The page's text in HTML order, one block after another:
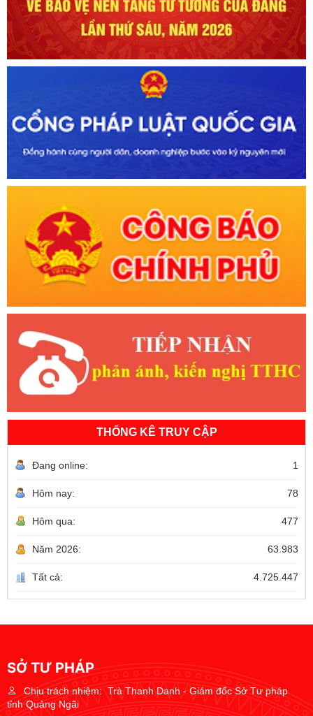
THỐNG KÊ TRUY CẬP
Đang online: 1
Hôm nay: 78
Hôm qua: 477
Năm 2026: 63.983
Tất cả: 4.725.447
SỞ TƯ PHÁP
Chịu trách nhiệm:Trà Thanh Danh - Giám đốc Sở Tư pháp
tỉnh Quảng Ngãi